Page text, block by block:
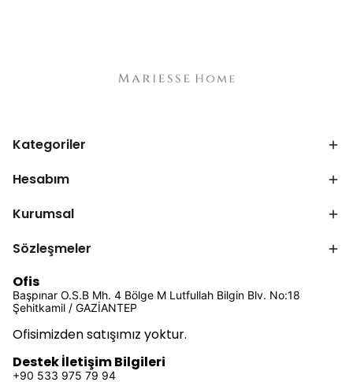
Kategoriler
Hesabım
Kurumsal
Sözleşmeler
Ofis
Başpınar O.S.B Mh. 4 Bölge M Lutfullah Bilgin Blv. No:18
Şehitkamil / GAZİANTEP
Ofisimizden satışımız yoktur.
Destek İletişim Bilgileri
+90 533 975 79 94